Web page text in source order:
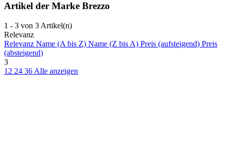
Artikel der Marke Brezzo
1 - 3 von 3 Artikel(n)
Relevanz
Relevanz Name (A bis Z) Name (Z bis A) Preis (aufsteigend) Preis
(absteigend)
3
12 24 36 Alle anzeigen